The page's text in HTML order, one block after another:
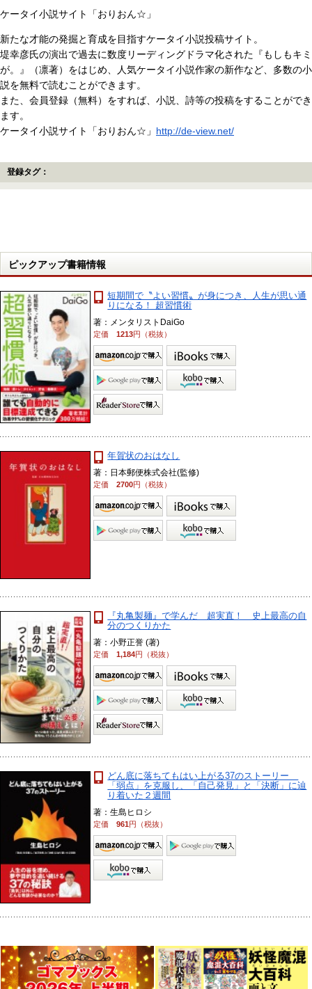
ケータイ小説サイト「おりおん☆」
新たな才能の発掘と育成を目指すケータイ小説投稿サイト。
堤幸彦氏の演出で過去に数度リーディングドラマ化された『もしもキミ
が。』（凛著）をはじめ、人気ケータイ小説作家の新作など、多数の小
説を無料で読むことができます。
また、会員登録（無料）をすれば、小説、詩等の投稿をすることができ
ます。
ケータイ小説サイト「おりおん☆」 http://de-view.net/
登録タグ：
ピックアップ書籍情報
短期間で〝よい習慣〟が身につき、人生が思い通
りになる！ 超習慣術
著：メンタリストDaiGo
定価1213円（税抜）
年賀状のおはなし
著：日本郵便株式会社(監修)
定価2700円（税抜）
『丸亀製麺』で学んだ 超実直！ 史上最高の自
分のつくりかた
著：小野正誉 (著)
定価1,184円（税抜）
どん底に落ちてもはい上がる37のストーリー
「弱点」を克服し、「自己発見」と「決断」に辿
り着いた２週間
著：生島ヒロシ
定価961円（税抜）